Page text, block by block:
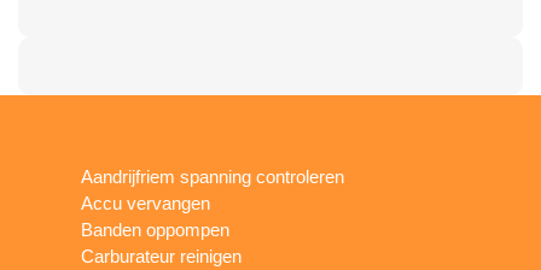
Aandrijfriem spanning controleren
Accu vervangen
Banden oppompen
Carburateur reinigen